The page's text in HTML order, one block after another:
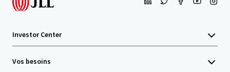
Investor Center
Vos besoins